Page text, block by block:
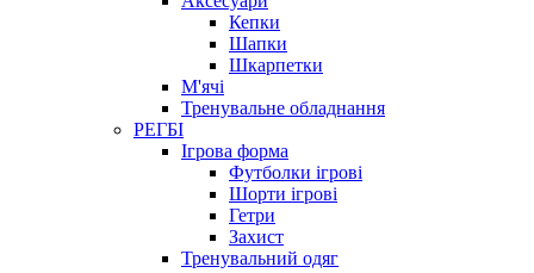
Кепки
Шапки
Шкарпетки
М'ячі
Тренувальне обладнання
РЕГБІ
Ігрова форма
Футболки ігрові
Шорти ігрові
Гетри
Захист
Тренувальний одяг